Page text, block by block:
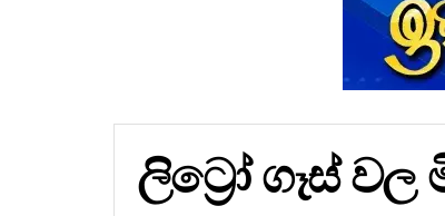
ලිට්‍රෝ ගෑස්